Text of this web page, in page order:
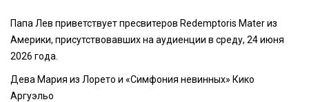
Папа Лев приветствует пресвитеров Redemptoris Mater из
Америки, присутствовавших на аудиенции в среду, 24 июня
2026 года.
Дева Мария из Лорето и «Симфония невинных» Кико
Аргуэльо